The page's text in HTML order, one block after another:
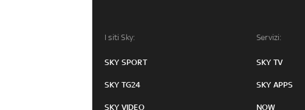
I siti Sky:
SKY SPORT
SKY TG24
SKY VIDEO
Servizi:
SKY TV
SKY APPS
NOW